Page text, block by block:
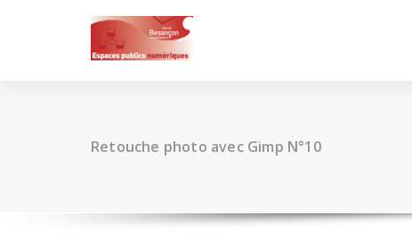
Retouche photo avec Gimp N°10